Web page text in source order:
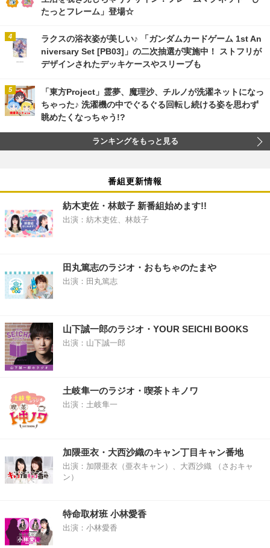
たっとフレーム」登場☆
ラクスの浴衣姿が美しい♪ 「ガンダムカードゲーム 1st An
niversary Set [PB03]」の二次抽選が実施中！ ストフリが
デザインされたデッキケースやスリーブも
「東方Project」霊夢、魔理沙、チルノが洗濯ネットになっ
ちゃった♪ 洗濯機の中でぐるぐる回転し続ける姿を思わず
眺めたくなっちゃう!?
ランキングをもっと見る
番組更新情報
紡木吏佐・林鼓子 新番組始めます!!
出演：紡木吏佐、林鼓子
田丸篤志のラジオ・おもちゃのたまや
出演：田丸篤志
山下誠一郎のラジオ・YOUR SEICHI BOOKS
出演：山下誠一郎
土岐隼一のラジオ・喫茶トキノワ
出演：土岐隼一
加隈亜衣・大西沙織のキャン丁目キャン番地
出演：加隈亜衣（亜衣キャン）、大西沙織 （さおキャ
ン）
特命取材班 小林愛香
出演：小林愛香